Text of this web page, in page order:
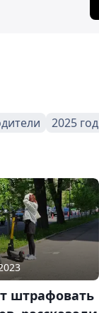
2025 год
штрафовать